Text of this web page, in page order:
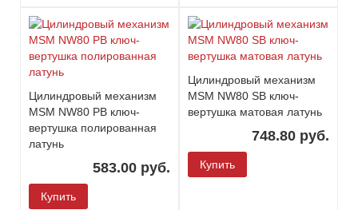
Цилиндровый механизм
MSM NW80 PB ключ-
вертушка полированная
латунь
583.00 руб.
Купить
Цилиндровый механизм
MSM NW80 SB ключ-
вертушка матовая латунь
748.80 руб.
Купить